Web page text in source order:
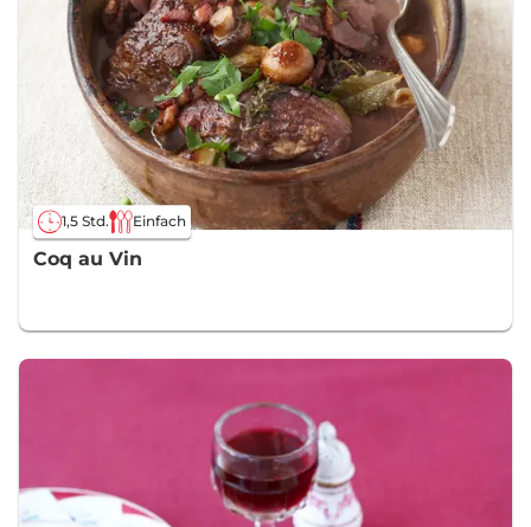
1,5 Std. Einfach
Coq au Vin